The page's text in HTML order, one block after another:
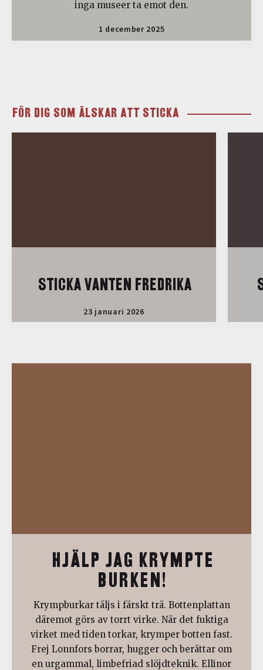
inga museer ta emot den.
1 december 2025
FÖR DIG SOM ÄLSKAR ATT STICKA
STICKA VANTEN FREDRIKA
23 januari 2026
HJÄLP JAG KRYMPTE
BURKEN!
Krympburkar täljs i färskt trä. Bottenplattan
däremot görs av torrt virke. När det fuktiga
virket med tiden torkar, krymper botten fast.
Frej Lonnfors borrar, hugger och berättar om
en urgammal, limbefriad slöjdteknik. Ellinor